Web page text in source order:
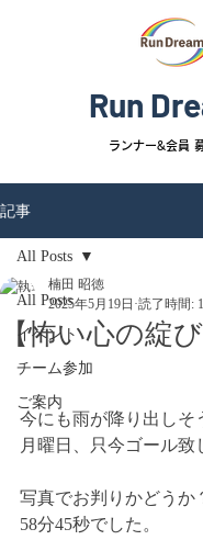
ランナー&会員
Run
記事
All Posts
イベント
チーム参加
ご案内
All Posts
【怖い心の綻び
楠田 昭徳
2025年5月19日 読了時間:
今にも雨が降り出しそ
月曜日、只今ゴール致
写真でお判りかどうか
58分45秒でした。